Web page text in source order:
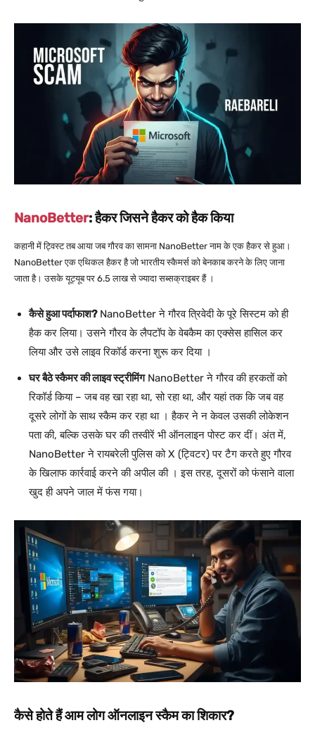
NanoBetter: हैकर जिसने हैकर को हैक किया
कहानी में ट्विस्ट तब आया जब गौरव का सामना NanoBetter नाम के एक हैकर से हुआ।
NanoBetter एक एथिकल हैकर है जो भारतीय स्कैमर्स को बेनकाब करने के लिए जाना
जाता है। उसके यूट्यूब पर 6.5 लाख से ज्यादा सब्सक्राइबर हैं ।
कैसे हुआ पर्दाफाश?NanoBetter ने गौरव त्रिवेदी के पूरे सिस्टम को ही
हैक कर लिया। उसने गौरव के लैपटॉप के वेबकैम का एक्सेस हासिल कर
लिया और उसे लाइव रिकॉर्ड करना शुरू कर दिया ।
घर बैठे स्कैमर की लाइव स्ट्रीमिंगNanoBetter ने गौरव की हरकतों को
रिकॉर्ड किया – जब वह खा रहा था, सो रहा था, और यहां तक कि जब वह
दूसरे लोगों के साथ स्कैम कर रहा था । हैकर ने न केवल उसकी लोकेशन
पता की, बल्कि उसके घर की तस्वीरें भी ऑनलाइन पोस्ट कर दीं। अंत में,
NanoBetter ने रायबरेली पुलिस को X (ट्विटर) पर टैग करते हुए गौरव
के खिलाफ कार्रवाई करने की अपील की । इस तरह, दूसरों को फंसाने वाला
खुद ही अपने जाल में फंस गया।
कैसे होते हैं आम लोग ऑनलाइन स्कैम का शिकार?